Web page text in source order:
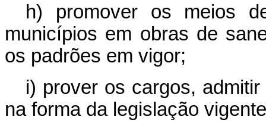
h) promover os meios
municípios em obras de
os padrões em vigor;
i) prover os cargos,
na forma da legislação